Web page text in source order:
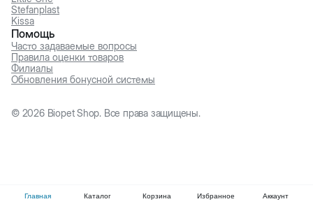
Stefanplast
Kissa
Помощь
Часто задаваемые вопросы
Правила оценки товаров
Филиалы
Обновления бонусной системы
© 2026Biopet Shop. Все права защищены.
Главная Каталог Корзина Избранное Аккаунт